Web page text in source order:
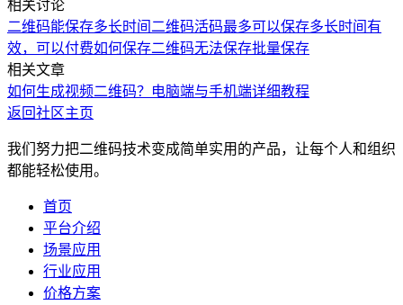
相关讨论
二维码能保存多长时间 二维码活码最多可以保存多长时间有
效，可以付费如何保存二维码无法保存批量保存
相关文章
如何生成视频二维码？电脑端与手机端详细教程
返回社区主页
我们努力把二维码技术变成简单实用的产品，让每个人和组织
都能轻松使用。
首页
平台介绍
场景应用
行业应用
价格方案